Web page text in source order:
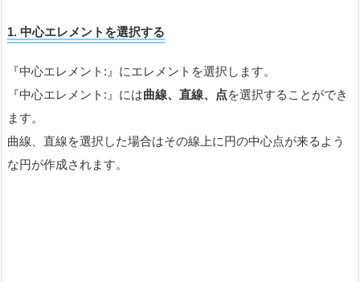
1. 中心エレメントを選択する
『中心エレメント:』にエレメントを選択します。
『中心エレメント:』には曲線、直線、点を選択することができ
ます。
曲線、直線を選択した場合はその線上に円の中心点が来るよう
な円が作成されます。